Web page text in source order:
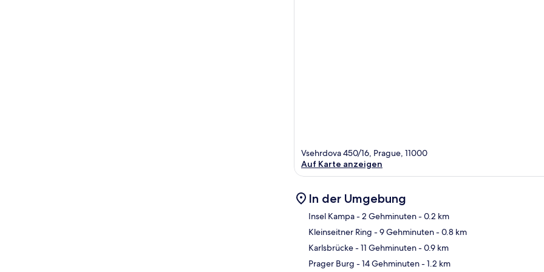
Vsehrdova 450/16, Prague, 11000
Auf Karte anzeigen
In der Umgebung
Insel Kampa- 2 Gehminuten- 0.2 km
Kleinseitner Ring - 9 Gehminuten- 0.8 km
Karlsbrücke- 11 Gehminuten- 0.9 km
Prager Burg - 14 Gehminuten- 1.2 km